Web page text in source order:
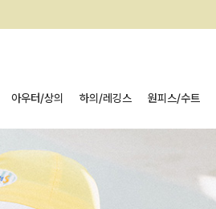
아우터/상의 하의/레깅스 원피스/수트